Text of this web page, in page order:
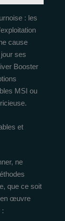
: les
cause
ses
Booster
MSI ou
et
ne
que ce soit
en œuvre
: